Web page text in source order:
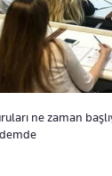
ne zaman